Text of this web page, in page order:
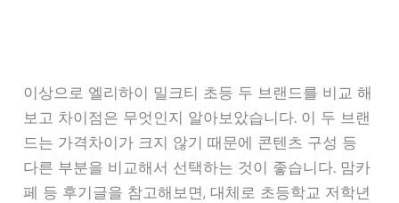
이상으로 엘리하이 밀크티 초등 두 브랜드를 비교 해
보고 차이점은 무엇인지 알아보았습니다. 이 두 브랜
드는 가격차이가 크지 않기 때문에 콘텐츠 구성 등
다른 부분을 비교해서 선택하는 것이 좋습니다. 맘카
페 등 후기글을 참고해보면, 대체로 초등학교 저학년